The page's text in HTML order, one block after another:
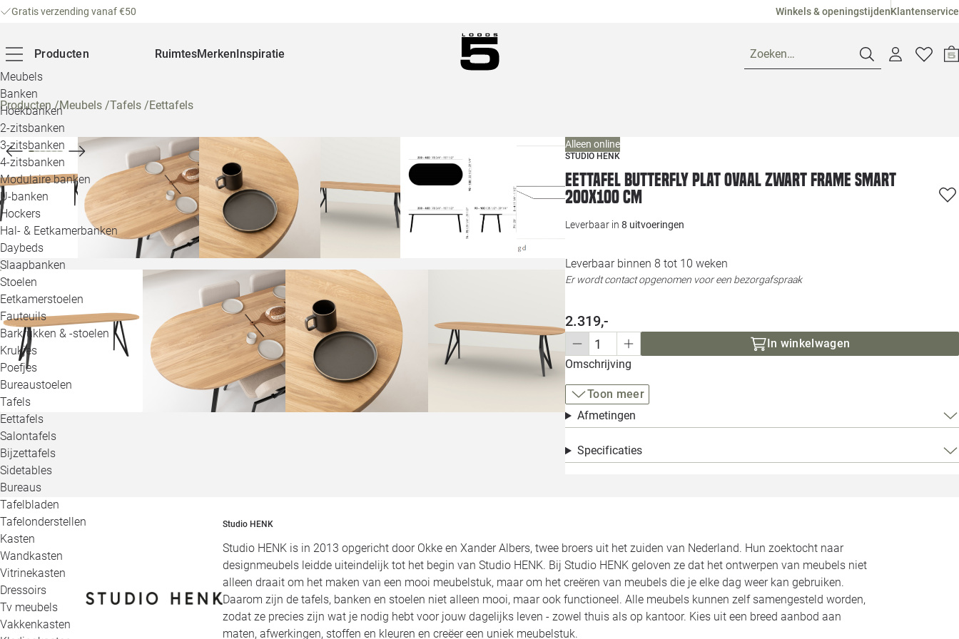
Gratis verzending vanaf €50 Winkels & openingstijdenKlantenservice
Producten
Meubels
Banken
Hoekbanken
2-zitsbanken
3-zitsbanken
4-zitsbanken
Modulaire banken
U-banken
Hockers
Hal- & Eetkamerbanken
Daybeds
Slaapbanken
Stoelen
Eetkamerstoelen
Fauteuils
Barkrukken & -stoelen
Krukjes
Poefjes
Bureaustoelen
Tafels
Eettafels
Salontafels
Bijzettafels
Sidetables
Bureaus
Tafelbladen
Tafelonderstellen
Kasten
Wandkasten
Vitrinekasten
Dressoirs
Tv meubels
Vakkenkasten
RuimtesMerkenInspiratie Zoeken…
Veelgestelde vragen
Loods 5
Loods 5
Alle
Producten/Meubels /Tafels /Eettafels
Alleen online
STUDIO HENK
Eettafel Butterfly Plat ovaal zwart frame smart
200x100 cm
Leverbaar in 8 uitvoeringen
Leverbaar binnen 8 tot 10 weken
Er wordt contact opgenomen voor een bezorgafspraak
2.319,-
In winkelwagen
Omschrijving
Toon meer
Afmetingen
Specificaties
Studio HENK
Studio HENK is in 2013 opgericht door Okke en Xander Albers, twee broers uit het zuiden van Nederland. Hun zoektocht naar
designmeubels leidde uiteindelijk tot het begin van Studio HENK. Bij Studio HENK geloven ze dat het ontwerpen van meubels niet
alleen draait om het maken van een mooi meubelstuk, maar om het creëren van meubels die je elke dag weer kan gebruiken.
Daarom zijn de tafels, banken en stoelen niet alleen mooi, maar ook functioneel. Alle meubels kunnen zelf samengesteld worden,
zodat ze precies zijn wat je nodig hebt voor jouw dagelijks leven - zowel thuis als op kantoor. Kies uit een breed aanbod aan
maten, afwerkingen, stoffen en kleuren en creëer een uniek meubelstuk.